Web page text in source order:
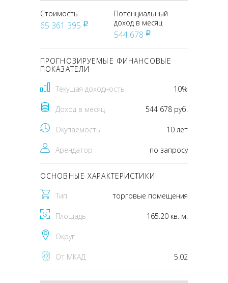
Стоимость
65 361 395 pуб
Потенциальный
доход в месяц
544 678 pуб
ПРОГНОЗИРУЕМЫЕ ФИНАНСОВЫЕ
ПОКАЗАТЕЛИ
Текущая доходность 10%
Доход в месяц 544 678 руб.
Окупаемость 10 лет
Арендатор по запросу
ОСНОВНЫЕ ХАРАКТЕРИСТИКИ
Тип торговые помещения
Площадь 165.20 кв. м.
Округ
От МКАД 5.02